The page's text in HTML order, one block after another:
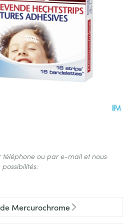
téléphone ou par e-mail et nous
Mercurochrome